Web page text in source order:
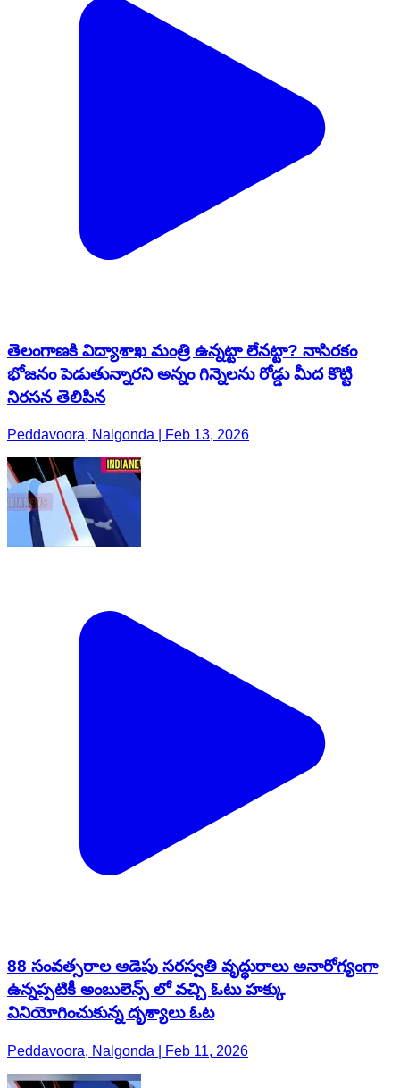
తెలంగాణకి విద్యాశాఖ మంత్రి ఉన్నట్టా లేనట్టా? నాసిరకం
భోజనం పెడుతున్నారని అన్నం గిన్నెలను రోడ్డు మీద కొట్టి
నిరసన తెలిపిన
Peddavoora, Nalgonda | Feb 13, 2026
88 సంవత్సరాల ఆడెపు సరస్వతి వృద్ధురాలు అనారోగ్యంగా
ఉన్నప్పటికీ అంబులెన్స్ లో వచ్చి ఓటు హక్కు
వినియోగించుకున్న దృశ్యాలు ఓట
Peddavoora, Nalgonda | Feb 11, 2026